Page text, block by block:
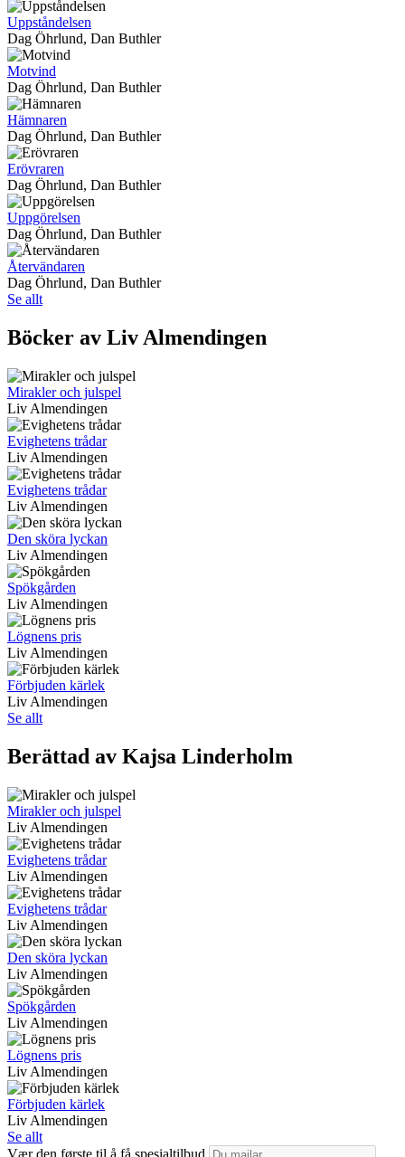
Uppståndelsen
Dag Öhrlund, Dan Buthler
Motvind
Dag Öhrlund, Dan Buthler
Hämnaren
Dag Öhrlund, Dan Buthler
Erövraren
Dag Öhrlund, Dan Buthler
Uppgörelsen
Dag Öhrlund, Dan Buthler
Återvändaren
Dag Öhrlund, Dan Buthler
Se allt
Böcker av Liv Almendingen
Mirakler och julspel
Liv Almendingen
Evighetens trådar
Liv Almendingen
Evighetens trådar
Liv Almendingen
Den sköra lyckan
Liv Almendingen
Spökgården
Liv Almendingen
Lögnens pris
Liv Almendingen
Förbjuden kärlek
Liv Almendingen
Se allt
Berättad av Kajsa Linderholm
Mirakler och julspel
Liv Almendingen
Evighetens trådar
Liv Almendingen
Evighetens trådar
Liv Almendingen
Den sköra lyckan
Liv Almendingen
Spökgården
Liv Almendingen
Lögnens pris
Liv Almendingen
Förbjuden kärlek
Liv Almendingen
Se allt
Vær den første til å få spesialtilbud